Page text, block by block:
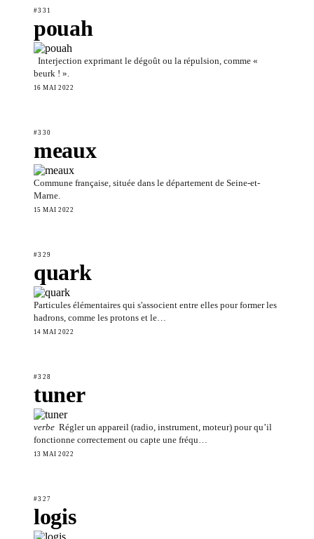
#331
pouah
Interjection exprimant le dégoût ou la répulsion, comme «
beurk ! ».
16 MAI 2022
#330
meaux
Commune française, située dans le département de Seine-et-
Marne.
15 MAI 2022
#329
quark
Particules élémentaires qui s'associent entre elles pour former les
hadrons, comme les protons et le…
14 MAI 2022
#328
tuner
verbe Régler un appareil (radio, instrument, moteur) pour qu’il
fonctionne correctement ou capte une fréqu…
13 MAI 2022
#327
logis